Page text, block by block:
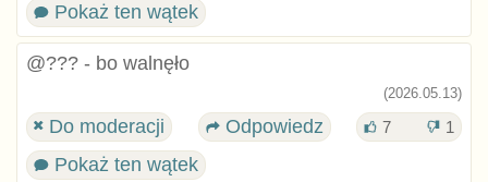
Pokaż ten wątek
@??? - bo walnęło
(2026.05.13)
Do moderacji Odpowiedz 7 1
Pokaż ten wątek